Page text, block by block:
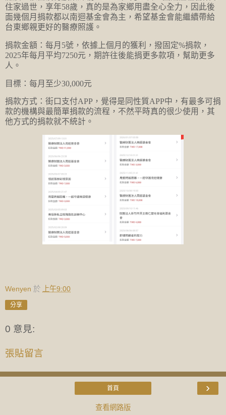
住家過世，享年58歲，真的是為家鄉用盡全心全力，因此後
面幾個月捐款都以南迴基金會為主，希望基金會能繼續帶給
台東鄉親更好的醫療照護。
捐款金額：每月5號，依據上個月的獲利，撥固定%捐款，
2025年每月平均7250元，期許往後能捐更多款項，幫助更多
人。
目標：每月至少30,000元
捐款方式：街口支付APP，覺得是同性質APP中，有最多可捐
款的機構與最簡單捐款的流程，不然平時真的很少使用，其
他方式的捐款就不統計。
Wenyen 於 上午9:00
分享
0 意見:
張貼留言
›
首頁
查看網路版